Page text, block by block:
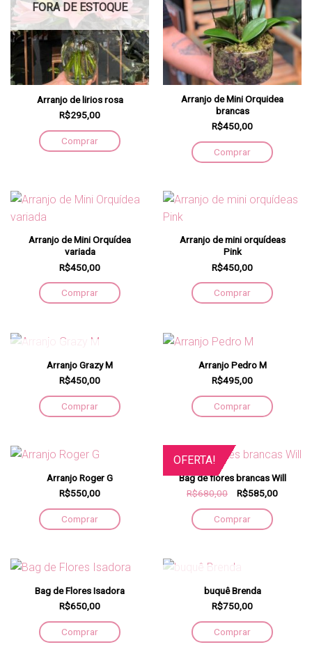
FORA DE ESTOQUE
Arranjo de lirios rosa
R$295,00
Comprar
Arranjo de Mini Orquidea
brancas
R$450,00
Comprar
Arranjo de Mini Orquídea
variada
R$450,00
Comprar
Arranjo de mini orquídeas
Pink
R$450,00
Comprar
FORA DE ESTOQUE
Arranjo Grazy M
R$450,00
Comprar
Arranjo Pedro M
R$495,00
Comprar
Arranjo Roger G
R$550,00
Comprar
OFERTA!
Bag de flores brancas Will
R$680,00
R$585,00
Comprar
Bag de Flores Isadora
R$650,00
Comprar
FORA DE ESTOQUE
buquê Brenda
R$750,00
Comprar